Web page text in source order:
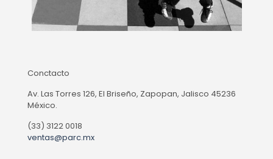
Conctacto
Av. Las Torres 126, El Briseño, Zapopan, Jalisco 45236
México.
(33) 3122 0018
ventas@parc.mx